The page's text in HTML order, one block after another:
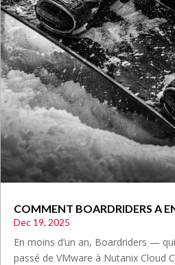
COMMENT BOARDRIDERS A
Dec 19, 2025
En moins d’un an, Boardriders —
passé de VMware à Nutanix Cloud